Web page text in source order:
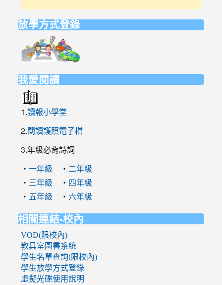
放學方式登錄
https://elem.nehs.hc.edu.tw/traffic/
我愛閱讀
1.讀報小學堂
2.閱讀護照電子檔
3.年級必背詩詞
‧ 一年級 ‧ 二年級
‧ 三年級 ‧ 四年級
‧ 五年級 ‧ 六年級
相關連結-校內
VOD(限校內)
教具室圖書系統
學生名單查詢(限校內)
學生放學方式登錄
虛擬光碟使用說明